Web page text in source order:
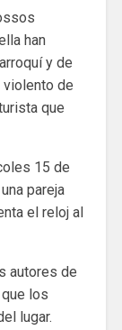
han
y de
violento de
que
15 de
pareja
el reloj al
autores de
los
lugar.